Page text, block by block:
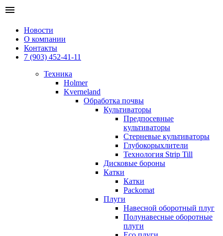
menu
Новости
О компании
Контакты
7 (903) 452-41-11
Техника
Holmer
Kverneland
Обработка почвы
Культиваторы
Предпосевные
культиваторы
Стерневые культиваторы
Глубокорыхлители
Технология Strip Till
Дисковые бороны
Катки
Катки
Packomat
Плуги
Навесной оборотный плуг
Полунавесные оборотные
плуги